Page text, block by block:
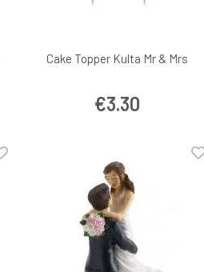
Cake Topper Kulta Mr & Mrs
€3.30